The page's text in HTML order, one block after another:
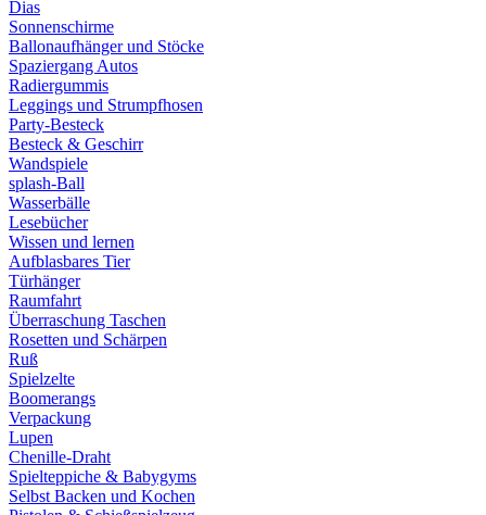
Dias
Sonnenschirme
Ballonaufhänger und Stöcke
Spaziergang Autos
Radiergummis
Leggings und Strumpfhosen
Party-Besteck
Besteck & Geschirr
Wandspiele
splash-Ball
Wasserbälle
Lesebücher
Wissen und lernen
Aufblasbares Tier
Türhänger
Raumfahrt
Überraschung Taschen
Rosetten und Schärpen
Ruß
Spielzelte
Boomerangs
Verpackung
Lupen
Chenille-Draht
Spielteppiche & Babygyms
Selbst Backen und Kochen